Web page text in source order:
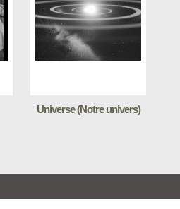
Universe (Notre univers)